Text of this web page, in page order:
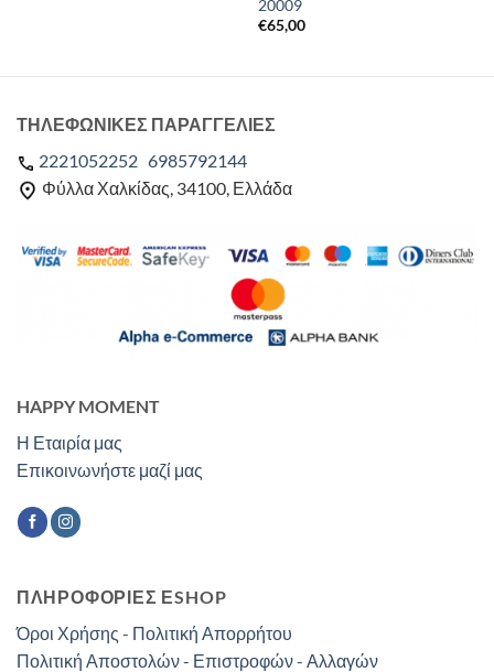
20009
€65,00
HAPPY MOMENT
Η Εταιρία μας
Επικοινωνήστε μαζί μας
ΠΛΗΡΟΦΟΡΙΕΣ ΕSHOP
Όροι Χρήσης - Πολιτική Απορρήτου
Πολιτική Αποστολών - Επιστροφών - Αλλαγών
ΤΗΛΕΦΩΝΙΚΕΣ ΠΑΡΑΓΓΕΛΙΕΣ
2221052252 6985792144
Φύλλα Χαλκίδας, 34100, Ελλάδα